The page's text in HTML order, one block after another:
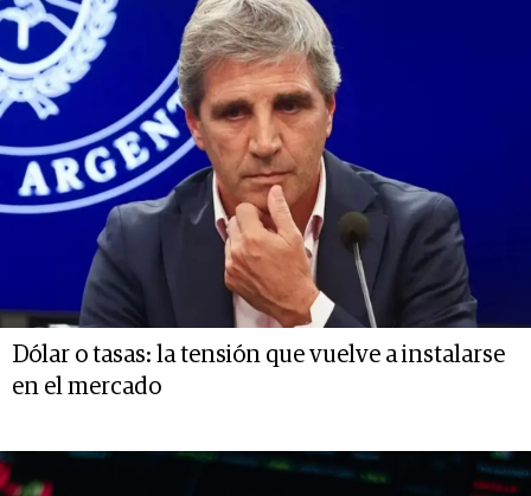
Dólar o tasas: la tensión que vuelve a instalarse
en el mercado